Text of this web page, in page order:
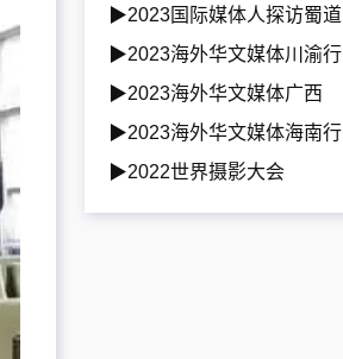
▶2023国际媒体人探访蜀道
▶2023海外华文媒体川渝行
▶2023海外华文媒体广西
▶2023海外华文媒体海南行
▶2022世界摄影大会